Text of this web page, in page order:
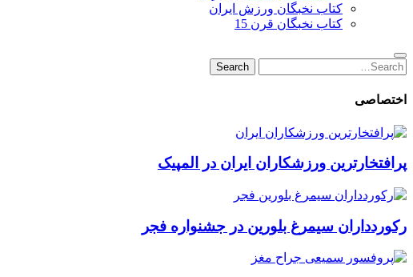
کتاب نخبگان ورزش ایران
کتاب نخبگان قرن 15
Search
for:
Search
اختصاصی
پرافتخارترین ورزشکاران ایران در المپیک
رکوردداران سیمرغ بلورین در جشنواره فجر